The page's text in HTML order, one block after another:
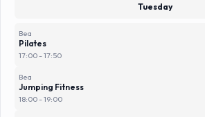
Tuesday
Bea
Pilates
17:00 - 17:50
Bea
Jumping Fitness
18:00 - 19:00